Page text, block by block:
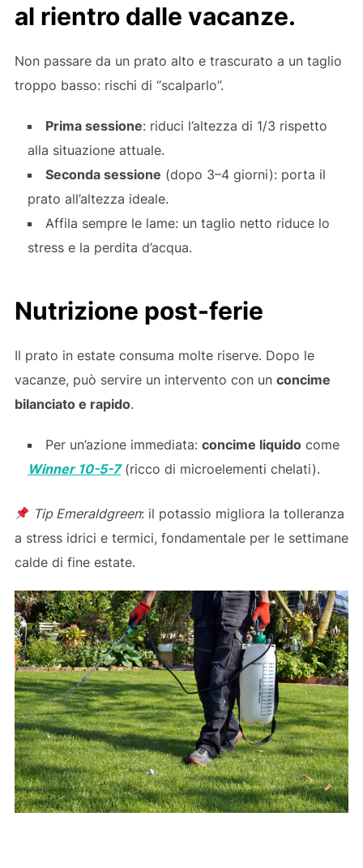
al rientro dalle vacanze.
Non passare da un prato alto e trascurato a un taglio
troppo basso: rischi di “scalparlo”.
Prima sessione: riduci l’altezza di 1/3 rispetto
alla situazione attuale.
Seconda sessione (dopo 3–4 giorni): porta il
prato all’altezza ideale.
Affila sempre le lame: un taglio netto riduce lo
stress e la perdita d’acqua.
Nutrizione post-ferie
Il prato in estate consuma molte riserve. Dopo le
vacanze, può servire un intervento con un concime
bilanciato e rapido.
Per un’azione immediata: concime liquidocome
Winner 10-5-7(ricco di microelementi chelati).
Tip Emeraldgreen: il potassio migliora la tolleranza
a stress idrici e termici, fondamentale per le settimane
calde di fine estate.